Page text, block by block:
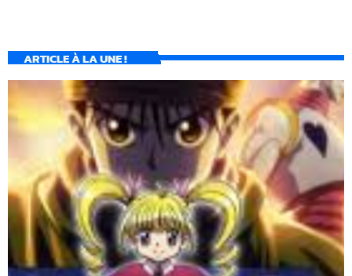
ARTICLE À LA UNE !